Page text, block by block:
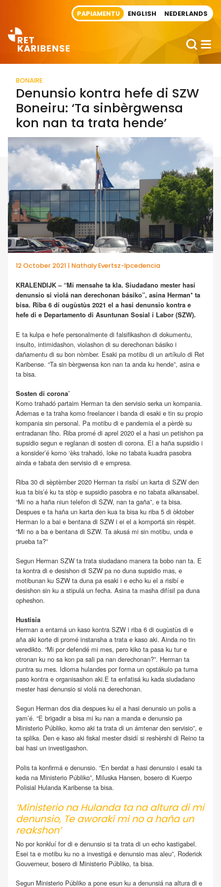
PAPIAMENTU ENGLISH NEDERLANDS
BONAIRE
Denunsio kontra hefe di SZW
Boneiru: ‘Ta sinbèrgwensa
kon nan ta trata hende’
12 October 2021 | Nathaly Evertsz-Ipcedencia
KRALENDIJK – “Mi mensahe ta kla. Siudadano mester hasi
denunsio si violá nan derechonan básiko”, asina Herman* ta
bisa. Riba 6 di ougùstùs 2021 el a hasi denunsio kontra e
hefe di e Departamento di Asuntunan Sosial i Labor (SZW).
E ta kulpa e hefe personalmente di falsifikashon di dokumentu,
insulto, intimidashon, violashon di su derechonan básiko i
dañamentu di su bon nòmber. Esaki pa motibu di un artíkulo di Ret
Karibense. “Ta sin bèrgwensa kon nan ta anda ku hende”, asina e
ta bisa.
Sosten di corona’
Komo trahadó partaim Herman ta den servisio serka un kompania.
Ademas e ta traha komo freelancer i banda di esaki e tin su propio
kompania sin personal. Pa motibu di e pandemia el a pèrdè su
entradanan fiho. Riba promé di aprel 2020 el a hasi un petishon pa
supsidio segun e reglanan di sosten di corona. El a haña supsidio i
a konsider’é komo ‘èks trahadó, loke no tabata kuadra pasobra
ainda e tabata den servisio di e empresa.
Riba 30 di sèptèmber 2020 Herman ta risibí un karta di SZW den
kua ta bis’é ku ta stòp e supsidio pasobra e no tabata alkansabel.
“Mi no a haña niun telefon di SZW, nan ta gaña”, e ta bisa.
Despues e ta haña un karta den kua ta bisa ku riba 5 di òktober
Herman lo a bai e bentana di SZW i ei el a komportá sin rèspèt.
“Mi no a ba e bentana di SZW. Ta akusá mi sin motibu, unda e
prueba ta?”
Segun Herman SZW ta trata siudadano manera ta bobo nan ta. E
ta kontra di e desishon di SZW pa no duna supsidio mas, e
motibunan ku SZW ta duna pa esaki i e echo ku el a risibí e
desishon sin ku a stipulá un fecha. Asina ta masha difísil pa duna
opheshon.
Hustisia
Herman a entamá un kaso kontra SZW i riba 6 di ougùstùs di e
aña aki korte di promé instansha a trata e kaso aki. Ainda no tin
veredikto. “Mi por defendé mi mes, pero kiko ta pasa ku tur e
otronan ku no sa kon pa sali pa nan derechonan?”. Herman ta
puntra su mes. Idioma hulandes por forma un opstákulo pa tuma
paso kontra e organisashon aki.E ta enfatisá ku kada siudadano
mester hasi denunsio si violá na derechonan.
Segun Herman dos dia despues ku el a hasi denunsio un polis a
yam’é. “E brigadir a bisa mi ku nan a manda e denunsio pa
Ministerio Públiko, komo aki ta trata di un ámtenar den servisio”, e
ta splika. Den e kaso aki fiskal mester disidí si reshèrshi di Reino ta
bai hasi un investigashon.
Polis ta konfirmá e denunsio. “En berdat a hasi denunsio i esaki ta
keda na Ministerio Públiko”, Miluska Hansen, bosero di Kuerpo
Polisial Hulanda Karibense ta bisa.
‘Ministerio na Hulanda ta na altura di mi
denunsio, Te aworakí mi no a haña un
reakshon’
No por konkluí for di e denunsio si ta trata di un echo kastigabel.
Esei ta e motibu ku no a investigá e denunsio mas aleu”, Roderick
Gouverneur, bosero di Ministerio Públiko, ta bisa.
Segun Ministerio Públiko a pone esun ku a denunsiá na altura di e